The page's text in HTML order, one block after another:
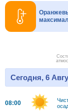
Сегодня, 6
08:00